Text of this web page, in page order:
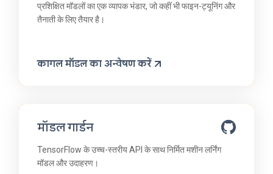
प्रशिक्षित मॉडलों का एक व्यापक भंडार, जो कहीं भी फाइन-ट्यूनिंग और
तैनाती के लिए तैयार है।
कागल मॉडल का अन्वेषण करें
मॉडल गार्डन
TensorFlow के उच्च-स्तरीय API के साथ निर्मित मशीन लर्निंग
मॉडल और उदाहरण।